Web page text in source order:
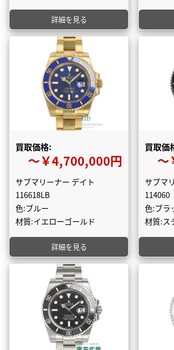
詳細を見る
買取価格:
〜￥4,700,000円
サブマリーナー デイト
116618LB
色:ブルー
材質:イエローゴールド
詳細を見る
買取価
〜
サブマ
114060
色:ブラ
材質:ス